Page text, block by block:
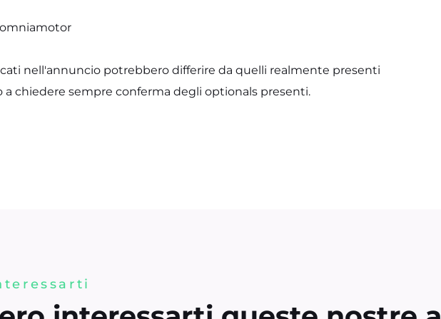
omniamotor
nell'annuncio potrebbero differire da quelli realmente presenti
a chiedere sempre conferma degli optionals presenti.